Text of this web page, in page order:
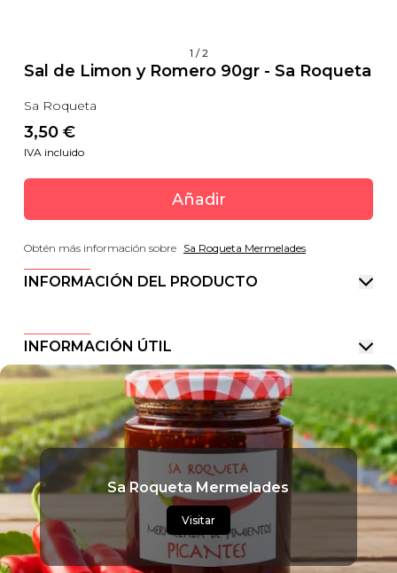
1 /2
Sal de Limon y Romero 90gr - Sa Roqueta
Sa Roqueta
3,50 €
IVA incluido
Añadir
Obtén más información sobre Sa Roqueta Mermelades
INFORMACIÓN DEL PRODUCTO
INFORMACIÓN ÚTIL
Sa Roqueta Mermelades
Visitar